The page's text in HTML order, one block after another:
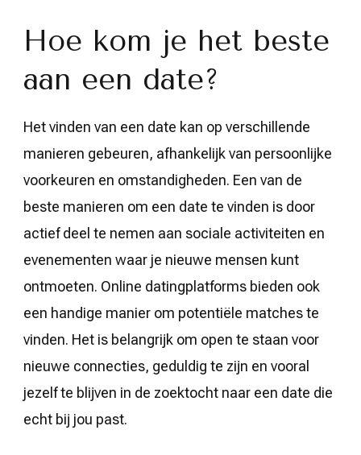
Hoe kom je het beste
aan een date?
Het vinden van een date kan op verschillende
manieren gebeuren, afhankelijk van persoonlijke
voorkeuren en omstandigheden. Een van de
beste manieren om een date te vinden is door
actief deel te nemen aan sociale activiteiten en
evenementen waar je nieuwe mensen kunt
ontmoeten. Online datingplatforms bieden ook
een handige manier om potentiële matches te
vinden. Het is belangrijk om open te staan voor
nieuwe connecties, geduldig te zijn en vooral
jezelf te blijven in de zoektocht naar een date die
echt bij jou past.